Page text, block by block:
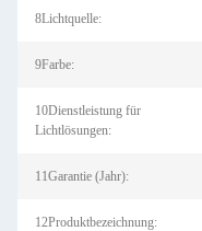
8Lichtquelle:
9Farbe:
10Dienstleistung für
Lichtlösungen:
11Garantie (Jahr):
12Produktbezeichnung: